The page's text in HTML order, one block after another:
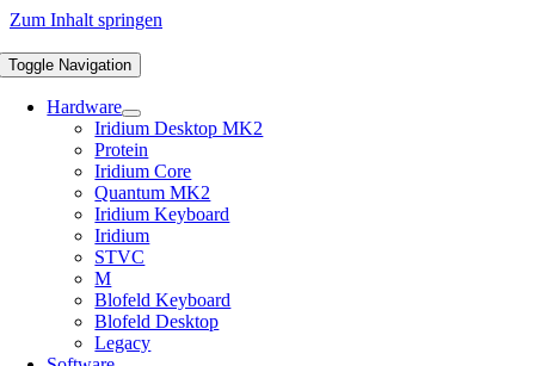
Zum Inhalt springen
Toggle Navigation
Hardware
Iridium Desktop MK2
Protein
Iridium Core
Quantum MK2
Iridium Keyboard
Iridium
STVC
M
Blofeld Keyboard
Blofeld Desktop
Legacy